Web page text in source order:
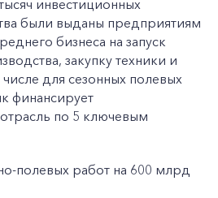
инвестиционных
были выданы предприятиям
бизнеса на запуск
закупку техники и
для сезонных полевых
финансирует
по 5 ключевым
полевых работ на 600 млрд